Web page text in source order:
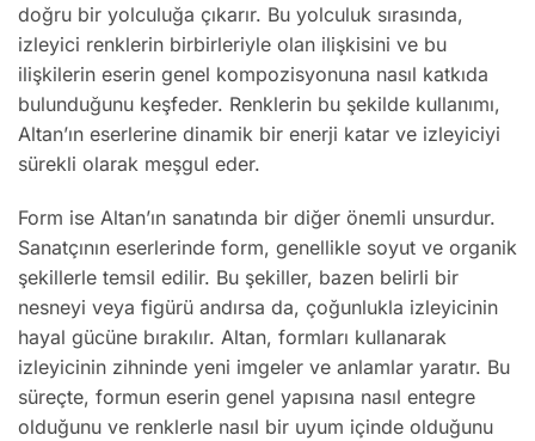
doğru bir yolculuğa çıkarır. Bu yolculuk sırasında,
izleyici renklerin birbirleriyle olan ilişkisini ve bu
ilişkilerin eserin genel kompozisyonuna nasıl katkıda
bulunduğunu keşfeder. Renklerin bu şekilde kullanımı,
Altan’ın eserlerine dinamik bir enerji katar ve izleyiciyi
sürekli olarak meşgul eder.
Form ise Altan’ın sanatında bir diğer önemli unsurdur.
Sanatçının eserlerinde form, genellikle soyut ve organik
şekillerle temsil edilir. Bu şekiller, bazen belirli bir
nesneyi veya figürü andırsa da, çoğunlukla izleyicinin
hayal gücüne bırakılır. Altan, formları kullanarak
izleyicinin zihninde yeni imgeler ve anlamlar yaratır. Bu
süreçte, formun eserin genel yapısına nasıl entegre
olduğunu ve renklerle nasıl bir uyum içinde olduğunu